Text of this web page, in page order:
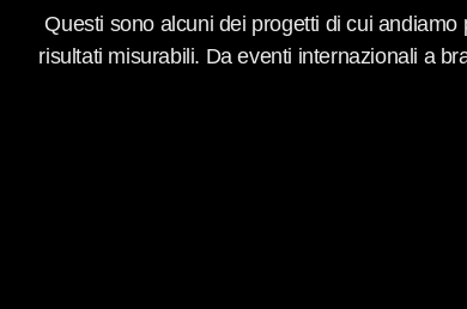
Questi sono alcuni dei progetti di cui andiamo
risultati misurabili. Da eventi internazionali a